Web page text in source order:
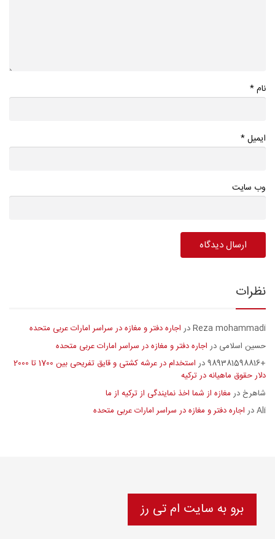
نام*
ایمیل*
وب سایت
نظرات
Reza mohammadiدر اجاره دفتر و مغازه در سراسر امارات عربی متحده
حسین اسلامی در اجاره دفتر و مغازه در سراسر امارات عربی متحده
+989381598816
در
استخدام در عرشه کشتی و قایق تفریحی بین 1700 تا 2000
دلار حقوق ماهیانه در ترکیه
شاهرخ در مغازه از شما اخذ نمایندگی از ترکیه از ما
Aliدر اجاره دفتر و مغازه در سراسر امارات عربی متحده
برو به سایت ام تی رز